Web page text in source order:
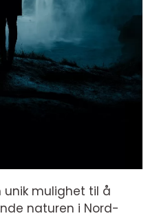
unik mulighet til å
naturen i Nord-